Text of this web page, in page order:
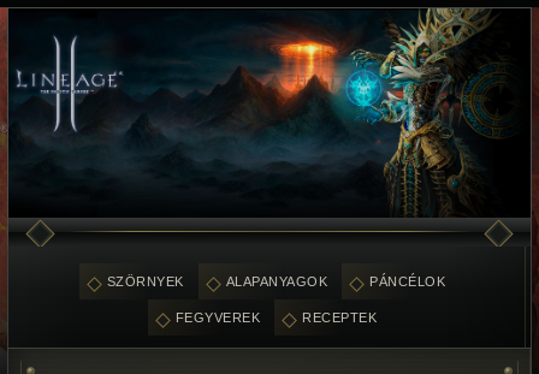
SZÖRNYEK ALAPANYAGOK PÁNCÉLOK
FEGYVEREK RECEPTEK